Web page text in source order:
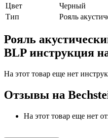
Цвет
Черный
Тип
Рояль
Рояль
BLP инструкция
На этот товар еще нет
Отзывы на
На этот товар еще нет